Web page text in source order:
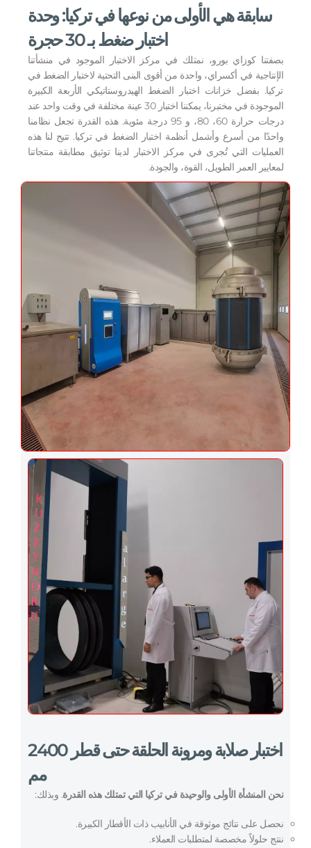
سابقة هي الأولى من نوعها في تركيا: وحدة
اختبار ضغط بـ 30 حجرة
بصفتنا كوزاي بورو، نمتلك في مركز الاختبار الموجود في منشأتنا
الإنتاجية في أكسراي، واحدة من أقوى البنى التحتية لاختبار الضغط في
تركيا. بفضل خزانات اختبار الضغط الهيدروستاتيكي الأربعة الكبيرة
الموجودة في مختبرنا، يمكننا اختبار 30 عينة مختلفة في وقت واحد عند
درجات حرارة 60، 80، و 95 درجة مئوية. هذه القدرة تجعل نظامنا
واحدًا من أسرع وأشمل أنظمة اختبار الضغط في تركيا. تتيح لنا هذه
العمليات التي تُجرى في مركز الاختبار لدينا توثيق مطابقة منتجاتنا
لمعايير العمر الطويل، القوة، والجودة.
اختبار صلابة ومرونة الحلقة حتى قطر 2400
مم
نحن المنشأة الأولى والوحيدة في تركيا التي تمتلك هذه القدرة. وبذلك:
نحصل على نتائج موثوقة في الأنابيب ذات الأقطار الكبيرة.
ننتج حلولاً مخصصة لمتطلبات العملاء.